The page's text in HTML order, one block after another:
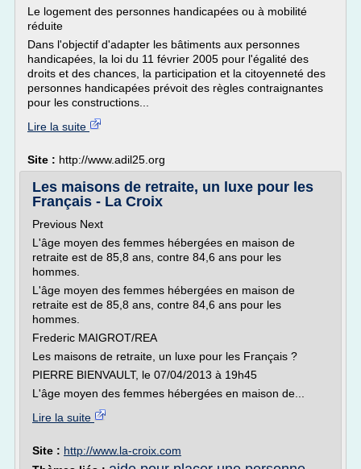
Le logement des personnes handicapées ou à mobilité
réduite
Dans l'objectif d'adapter les bâtiments aux personnes
handicapées, la loi du 11 février 2005 pour l'égalité des
droits et des chances, la participation et la citoyenneté des
personnes handicapées prévoit des règles contraignantes
pour les constructions...
Lire la suite
Site : http://www.adil25.org
Les maisons de retraite, un luxe pour les
Français - La Croix
Previous Next
L'âge moyen des femmes hébergées en maison de
retraite est de 85,8 ans, contre 84,6 ans pour les
hommes.
L'âge moyen des femmes hébergées en maison de
retraite est de 85,8 ans, contre 84,6 ans pour les
hommes.
Frederic MAIGROT/REA
Les maisons de retraite, un luxe pour les Français ?
PIERRE BIENVAULT, le 07/04/2013 à 19h45
L'âge moyen des femmes hébergées en maison de...
Lire la suite
Site : http://www.la-croix.com